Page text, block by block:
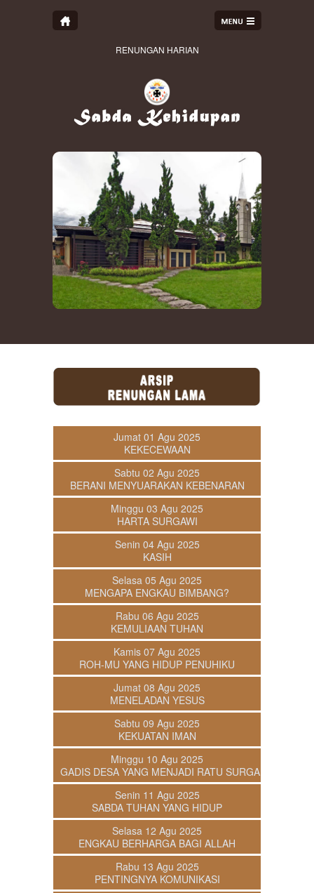
RENUNGAN HARIAN
Jumat 01 Agu 2025
KEKECEWAAN
Sabtu 02 Agu 2025
BERANI MENYUARAKAN KEBENARAN
Minggu 03 Agu 2025
HARTA SURGAWI
Senin 04 Agu 2025
KASIH
Selasa 05 Agu 2025
MENGAPA ENGKAU BIMBANG?
Rabu 06 Agu 2025
KEMULIAAN TUHAN
Kamis 07 Agu 2025
ROH-MU YANG HIDUP PENUHIKU
Jumat 08 Agu 2025
MENELADAN YESUS
Sabtu 09 Agu 2025
KEKUATAN IMAN
Minggu 10 Agu 2025
GADIS DESA YANG MENJADI RATU SURGA
Senin 11 Agu 2025
SABDA TUHAN YANG HIDUP
Selasa 12 Agu 2025
ENGKAU BERHARGA BAGI ALLAH
Rabu 13 Agu 2025
PENTINGNYA KOMUNIKASI